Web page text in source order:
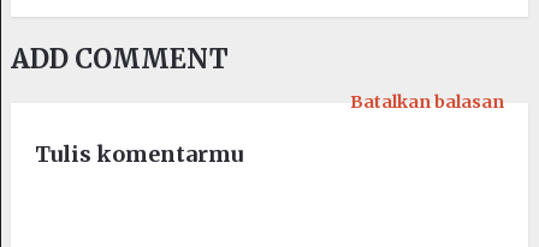
ADD COMMENT
Tulis komentarmu
Batalkan balasan